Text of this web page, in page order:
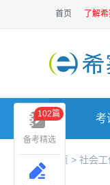
首页 了解
考
首页 > 社会
备考精选
102篇